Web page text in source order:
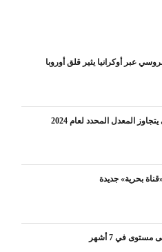
عبر أوكرانيا يثير قلق أوروبا
المعدل المحدد لعام 2024
بحرية» جديدة
مستوى في 7 أشهر